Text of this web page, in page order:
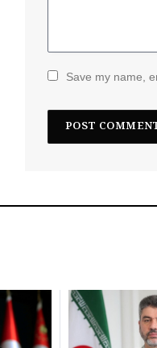
Save my name,